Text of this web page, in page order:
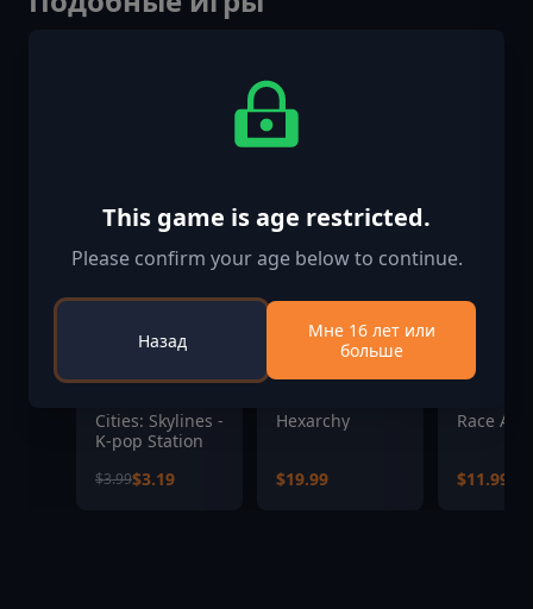
Cities: Skylines -
K-pop Station
$3.99$3.19
Hexarchy
$19.99
Race
$11.99
This game is age restricted.
Please confirm your age below to continue.
Назад
Мне 16 лет или
больше